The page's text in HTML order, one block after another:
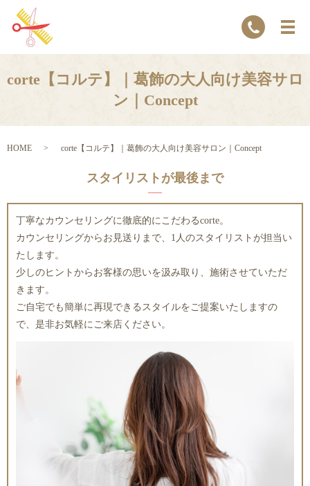
corte【コルテ】｜葛飾の大人向け美容サロ
ン｜Concept
HOME corte【コルテ】｜葛飾の大人向け美容サロン｜Concept
スタイリストが最後まで
丁寧なカウンセリングに徹底的にこだわるcorte。
カウンセリングからお見送りまで、1人のスタイリストが担当い
たします。
少しのヒントからお客様の思いを汲み取り、施術させていただ
きます。
ご自宅でも簡単に再現できるスタイルをご提案いたしますの
で、是非お気軽にご来店ください。